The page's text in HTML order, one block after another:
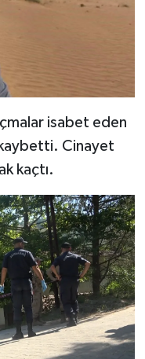
isabet eden
kaybetti. Cinayet
kaçtı.